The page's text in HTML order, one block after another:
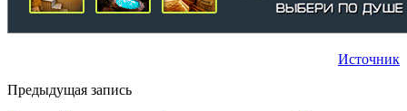
Источник
Предыдущая запись